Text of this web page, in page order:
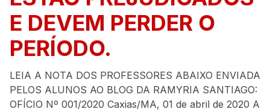
E DEVEM PERDER O
PERÍODO.
LEIA A NOTA DOS PROFESSORES ABAIXO ENVIADA
PELOS ALUNOS AO BLOG DA RAMYRIA SANTIAGO:
OFÍCIO Nº 001/2020 Caxias/MA, 01 de abril de 2020 A